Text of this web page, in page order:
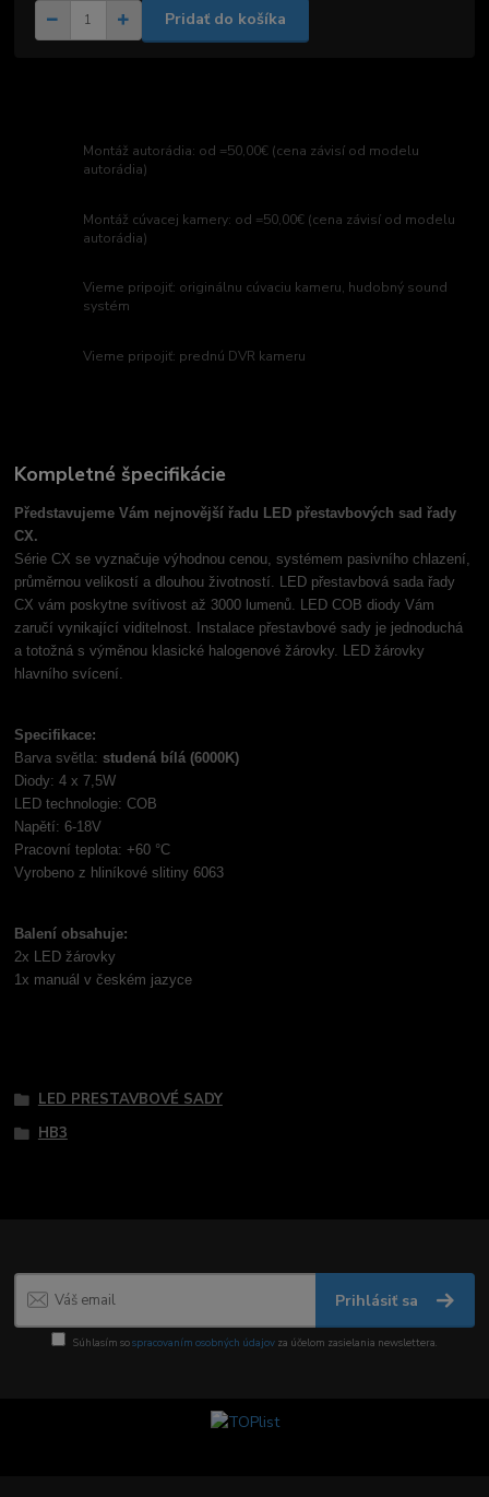
Pridať do košíka
Montáž autorádia: od =50,00€ (cena závisí od modelu
autorádia)
Montáž cúvacej kamery: od =50,00€ (cena závisí od modelu
autorádia)
Vieme pripojiť: originálnu cúvaciu kameru, hudobný sound
systém
Vieme pripojiť: prednú DVR kameru
Kompletné špecifikácie
Představujeme Vám nejnovější řadu LED přestavbových sad řady
CX.
Série CX se vyznačuje výhodnou cenou, systémem pasivního chlazení,
průměrnou velikostí a dlouhou životností. LED přestavbová sada řady
CX vám poskytne svítivost až 3000 lumenů. LED COB diody Vám
zaručí vynikající viditelnost. Instalace přestavbové sady je jednoduchá
a totožná s výměnou klasické halogenové žárovky. LED žárovky
hlavního svícení.
Specifikace:
Barva světla:studená bílá (6000K)
Diody: 4 x 7,5W
LED technologie: COB
Napětí: 6-18V
Pracovní teplota: +60 °C
Vyrobeno z hliníkové slitiny 6063
Balení obsahuje:
2x LED žárovky
1x manuál v českém jazyce
LED PRESTAVBOVÉ SADY
HB3
Prihlásiť sa
Súhlasím sospracovaním osobných údajov za účelom zasielania newslettera.